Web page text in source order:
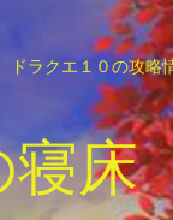
ドラクエ１０の攻略
寝